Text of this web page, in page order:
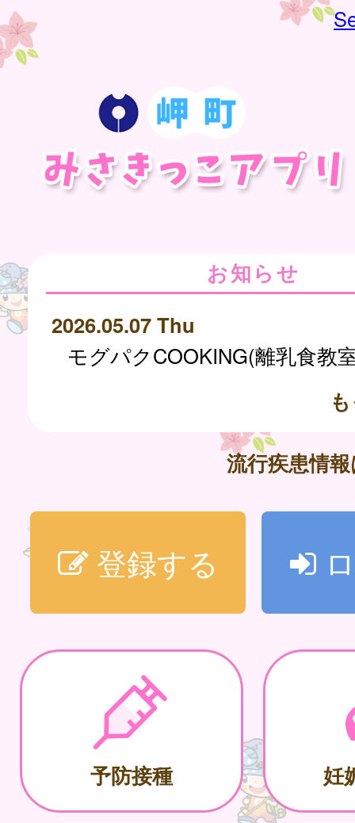
お知らせ
2026.05.07 Thu
モグパクCOOKING(離乳食
流行疾患情
登録する
予防接種 妊